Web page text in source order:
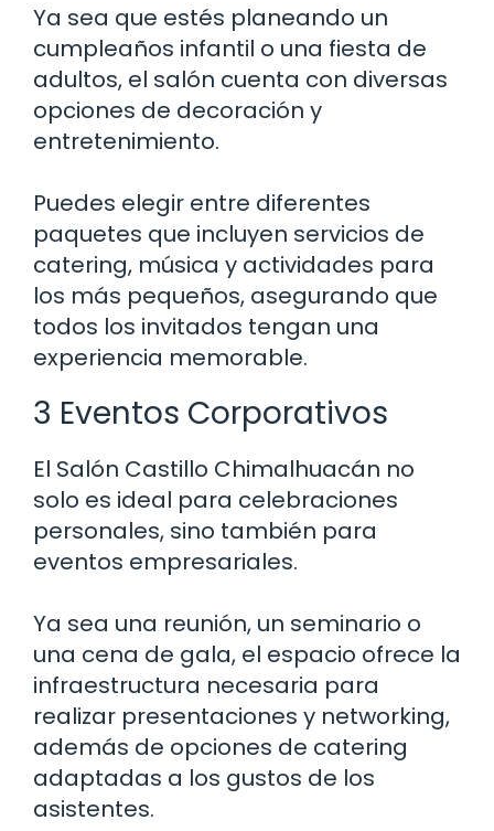
Ya sea que estés planeando un
cumpleaños infantil o una fiesta de
adultos, el salón cuenta con diversas
opciones de decoración y
entretenimiento.
Puedes elegir entre diferentes
paquetes que incluyen servicios de
catering, música y actividades para
los más pequeños, asegurando que
todos los invitados tengan una
experiencia memorable.
3 Eventos Corporativos
El Salón Castillo Chimalhuacán no
solo es ideal para celebraciones
personales, sino también para
eventos empresariales.
Ya sea una reunión, un seminario o
una cena de gala, el espacio ofrece la
infraestructura necesaria para
realizar presentaciones y networking,
además de opciones de catering
adaptadas a los gustos de los
asistentes.